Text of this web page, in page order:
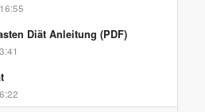
Diät Anleitung (PDF)